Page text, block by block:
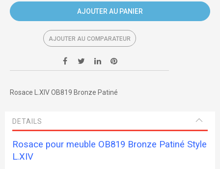
AJOUTER AU PANIER
AJOUTER AU COMPARATEUR
Rosace L.XIV OB819 Bronze Patiné
DETAILS
Rosace pour meuble OB819 Bronze Patiné Style
L.XIV